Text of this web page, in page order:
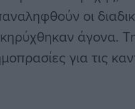
οι
άγονα.
για τις